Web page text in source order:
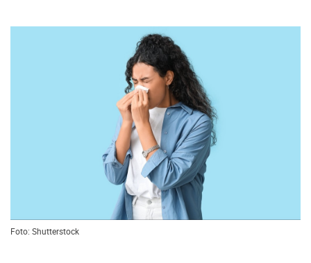
Foto: Shutterstock